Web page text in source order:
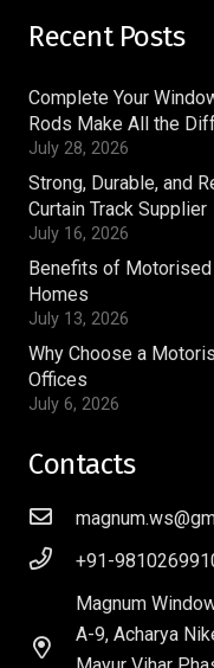
Recent Posts
Complete Your
Rods Make All the
July 28, 2026
Strong, Durable, and
Curtain Track Supplier
July 16, 2026
Benefits of
Homes
July 13, 2026
Why Choose a
Offices
July 6, 2026
Contacts
+91-
Magnum
A-9, Acharya